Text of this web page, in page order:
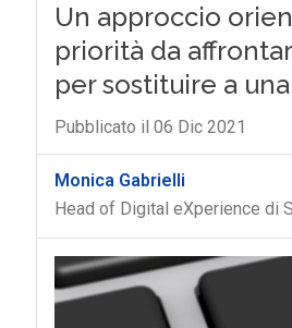
Un approccio
priorità da
per sostituire a
Pubblicato il 06 Dic 2021
Monica Gabrielli
Head of Digital eXperience di